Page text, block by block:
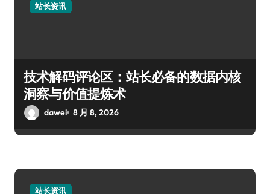
站长资讯
技术解码评论区：站长必备的数据内核
洞察与价值提炼术
dawei 8 月 8, 2026
站长资讯